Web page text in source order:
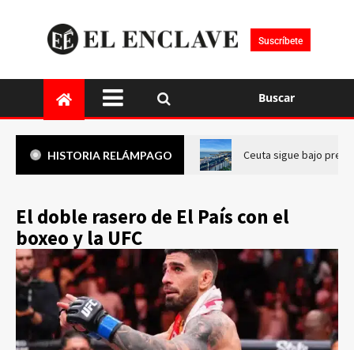
Suscríbete
Buscar
HISTORIA RELÁMPAGO Ceuta sigue bajo
El doble rasero de El País con el
boxeo y la UFC